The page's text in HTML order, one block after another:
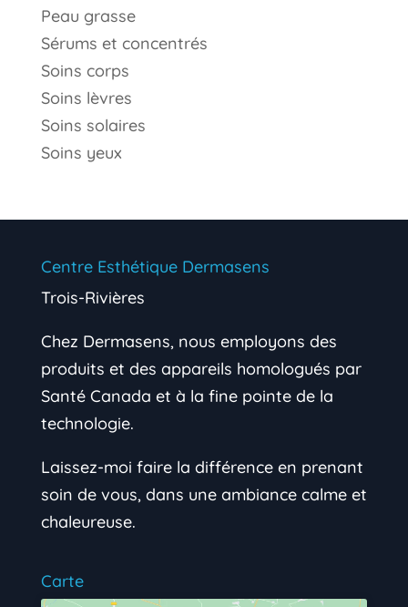
Peau grasse
Sérums et concentrés
Soins corps
Soins lèvres
Soins solaires
Soins yeux
Centre Esthétique Dermasens
Trois-Rivières
Chez Dermasens, nous employons des
produits et des appareils homologués par
Santé Canada et à la fine pointe de la
technologie.
Laissez-moi faire la différence en prenant
soin de vous, dans une ambiance calme et
chaleureuse.
Carte